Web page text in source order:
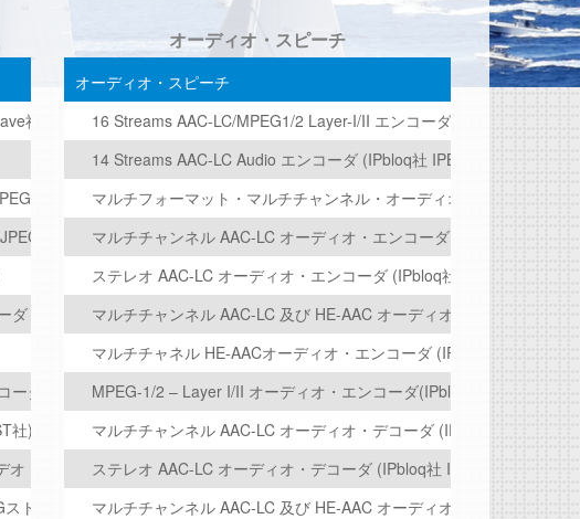
社 X16E/X16D)
エンコーダ (CAST社)
デコーダ (CAST社 )
ダ (CAST社)
ーダ (CAST社)
社)
オ・エンコーダ・サブシステム) (CAST社)
トリームカプセル化) (CAST社)
オーディオ・スピーチ
オーディオ・スピーチ
16 Streams AAC-LC/MPEG1/2 Layer-I/II エンコーダ【IPbloq社IPB-
14 Streams AAC-LC Audio エンコーダ (IPbloq社 IPB-AAC-LC-ME-14)
マルチフォーマット・マルチチャンネル・オーディオ・コーディック
マルチチャンネル AAC-LC オーディオ・エンコーダ (IPbloq社 IPB-
ステレオ AAC-LC オーディオ・エンコーダ (IPbloq社 IPB-AAC-LC-SE)
マルチチャンネル AAC-LC 及び HE-AAC オーディオ・エンコーダ
マルチチャネル HE-AACオーディオ・エンコーダ (IPbloq社 IPB-AAC-
MPEG-1/2 – Layer I/II オーディオ・エンコーダ(IPbloq社 IPB-MPEG-
マルチチャンネル AAC-LC オーディオ・デコーダ (IPbloq社 IPB-AAC-
ステレオ AAC-LC オーディオ・デコーダ (IPbloq社 IPB-AAC-LC-SD)
マルチチャンネル AAC-LC 及び HE-AAC オーディオ・デコーダ